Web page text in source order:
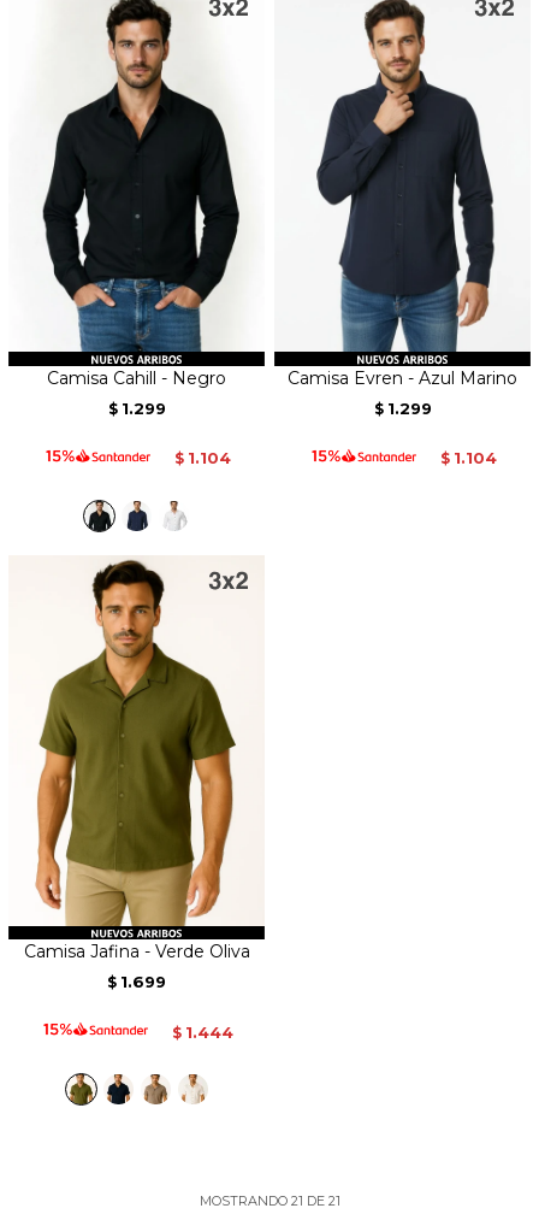
Camisa Cahill - Negro
$ 1.299
$ 1.104
Camisa Evren - Azul Marino
$ 1.299
$ 1.104
Camisa Jafina - Verde Oliva
$ 1.699
$ 1.444
MOSTRANDO 21 DE 21